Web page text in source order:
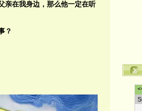
亲在我身边，那么他一定在听
？